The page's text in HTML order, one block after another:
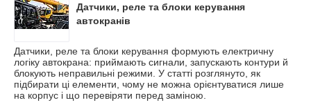
Датчики, реле та блоки керування
автокранів
Датчики, реле та блоки керування формують електричну
логіку автокрана: приймають сигнали, запускають контури й
блокують неправильні режими. У статті розглянуто, як
підбирати ці елементи, чому не можна орієнтуватися лише
на корпус і що перевіряти перед заміною.